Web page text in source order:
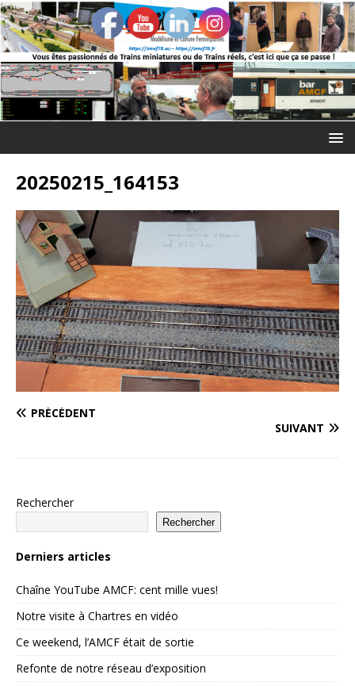
20250215_164153
PRÉCÉDENT
SUIVANT
Rechercher
Rechercher
Derniers articles
Chaîne YouTube AMCF: cent mille vues!
Notre visite à Chartres en vidéo
Ce weekend, l’AMCF était de sortie
Refonte de notre réseau d’exposition